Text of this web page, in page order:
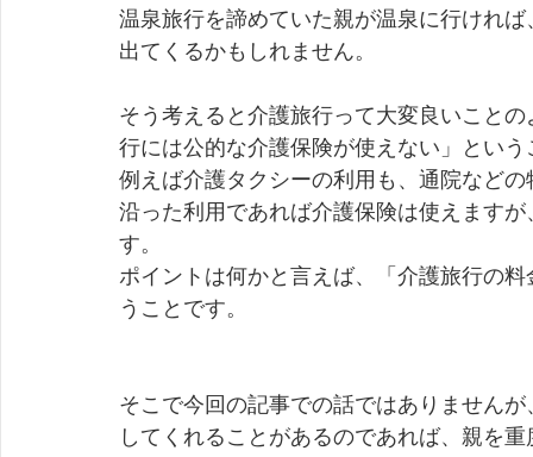
温泉旅行を諦めていた親が温泉に行けれ
出てくるかもしれません。
そう考えると介護旅行って大変良いこと
行には公的な介護保険が使えない」とい
例えば介護タクシーの利用も、通院など
沿った利用であれば介護保険は使えます
す。
ポイントは何かと言えば、「介護旅行の
うことです。
そこで今回の記事での話ではありません
してくれることがあるのであれば、親を